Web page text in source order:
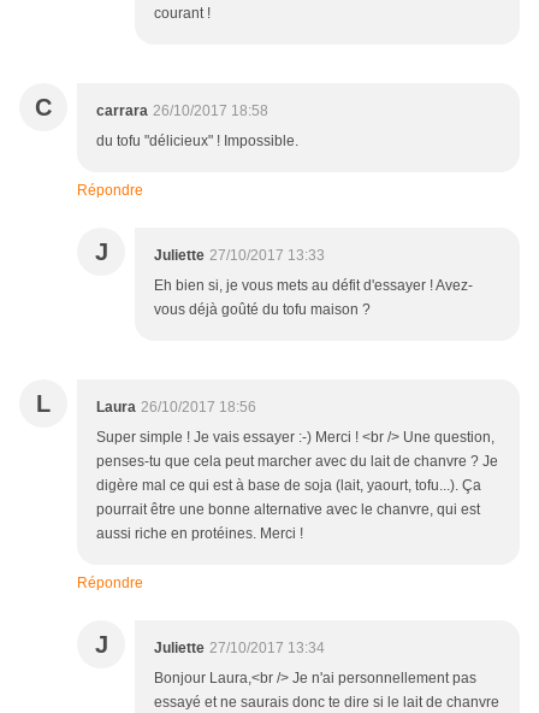
courant !
C carrara 26/10/2017 18:58
du tofu "délicieux" ! Impossible.
Répondre
J Juliette 27/10/2017 13:33
Eh bien si, je vous mets au défit d'essayer ! Avez-
vous déjà goûté du tofu maison ?
L Laura 26/10/2017 18:56
Super simple ! Je vais essayer :-) Merci ! <br /> Une question,
penses-tu que cela peut marcher avec du lait de chanvre ? Je
digère mal ce qui est à base de soja (lait, yaourt, tofu...). Ça
pourrait être une bonne alternative avec le chanvre, qui est
aussi riche en protéines. Merci !
Répondre
J Juliette 27/10/2017 13:34
Bonjour Laura,<br /> Je n'ai personnellement pas
essayé et ne saurais donc te dire si le lait de chanvre